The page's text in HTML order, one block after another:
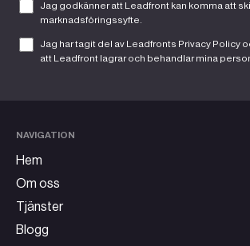
Jag godkänner att Leadfront kan komma att
marknadsföringssyfte.
Jag har tagit del av Leadfronts Privacy Policy
att Leadfront lagrar och behandlar mina
NAVIGATION
Hem
Om oss
Tjänster
Blogg